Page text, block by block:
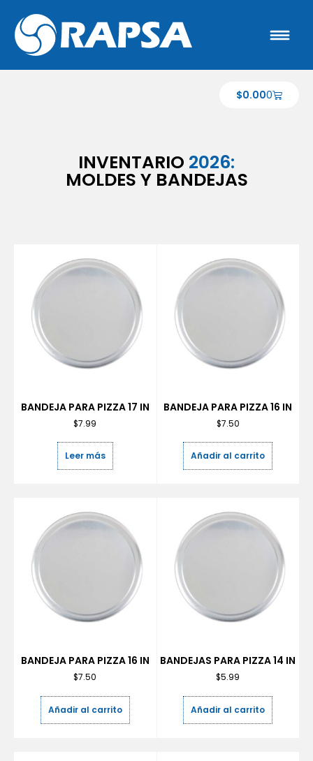
$0.000
INVENTARIO 2026:
MOLDES Y BANDEJAS
BANDEJA PARA PIZZA 17 IN
$7.99
Leer más
BANDEJA PARA PIZZA 16 IN
$7.50
Añadir al carrito
BANDEJA PARA PIZZA 16 IN
$7.50
Añadir al carrito
BANDEJAS PARA PIZZA 14 IN
$5.99
Añadir al carrito